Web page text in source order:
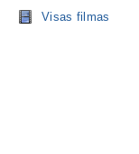
Visas filmas